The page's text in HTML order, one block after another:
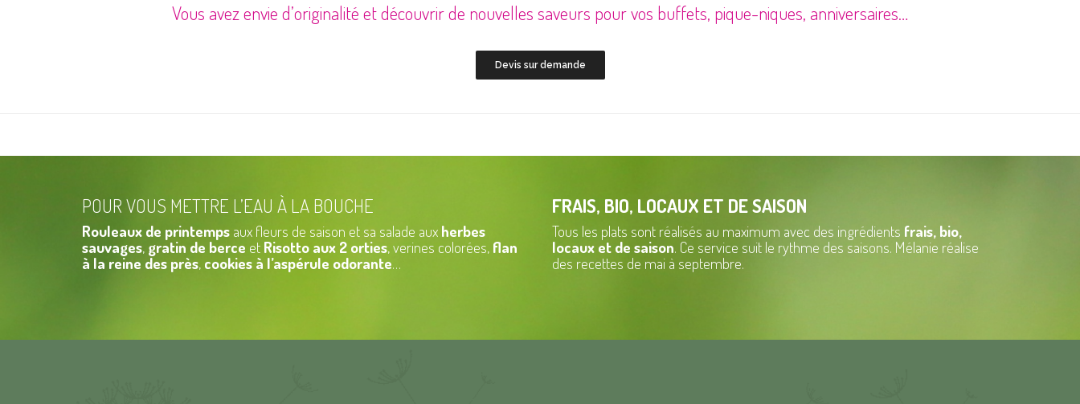
Vous avez envie d’originalité et découvrir de nouvelles saveurs pour vos buffets, pique-niques, anniversaires…
Devis sur demande
POUR VOUS METTRE L’EAU À LA BOUCHE
Rouleaux de printemps aux fleurs de saison et sa salade aux herbes
sauvages, gratin de berce et Risotto aux 2 orties, verines colorées, flan
à la reine des près, cookies à l’aspérule odorante…
FRAIS, BIO, LOCAUX ET DE SAISON
Tous les plats sont réalisés au maximum avec des ingrédients frais, bio,
locaux et de saison. Ce service suit le rythme des saisons. Mélanie réalise
des recettes de mai à septembre.